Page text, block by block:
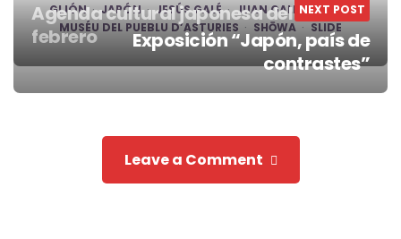
GIJÓN
JAPÓN JESÚS GALÉ JUAN GALÉ
MEIJI
MUSÉU DEL PUEBLU D’ASTURIES
SHŌWA SLIDE
Post
navigation
Agenda cultural japonesa del 3 al 9 de
febrero
NEXT POST
Exposición “Japón, país de
contrastes”
Leave a Comment